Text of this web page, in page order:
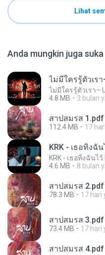
Lihat
Anda mungkin juga suka
4.8 MB
3 bulan
สาปสมรส 1.pdf
112.4 MB 17
KRK - เธอทิ้งฉั
KRK - เธอทิ้งฉันไว้
4.6 MB
8 bulan
สาปสมรส 2.pdf
78.3 MB 17 hari
สาปสมรส 3.pdf
73.4 MB 17 hari
สาปสมรส 4.pdf